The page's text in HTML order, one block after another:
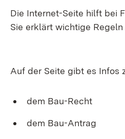
Die Internet-Seite hilft bei
Sie erklärt wichtige
Auf der Seite gibt es Infos
dem Bau-Recht
dem Bau-Antrag